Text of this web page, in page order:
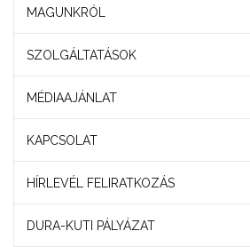
MAGUNKRÓL
SZOLGÁLTATÁSOK
MÉDIAAJÁNLAT
KAPCSOLAT
HÍRLEVÉL FELIRATKOZÁS
DURA-KUTI PÁLYÁZAT